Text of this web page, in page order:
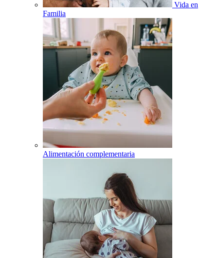
Vida en
Familia
Alimentación complementaria